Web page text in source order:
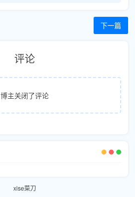
下一篇
评论
博主关闭了评论
xise菜刀